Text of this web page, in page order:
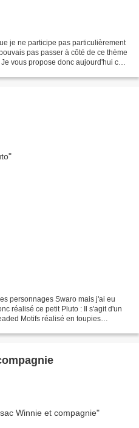
je ne participe pas particulièrement
pas passer à côté de ce thème
vous propose donc aujourd'hui ce
personnages Swaro mais j'ai eu
réalisé ce petit Pluto : Il s'agit d'un
Motifs réalisé en toupies